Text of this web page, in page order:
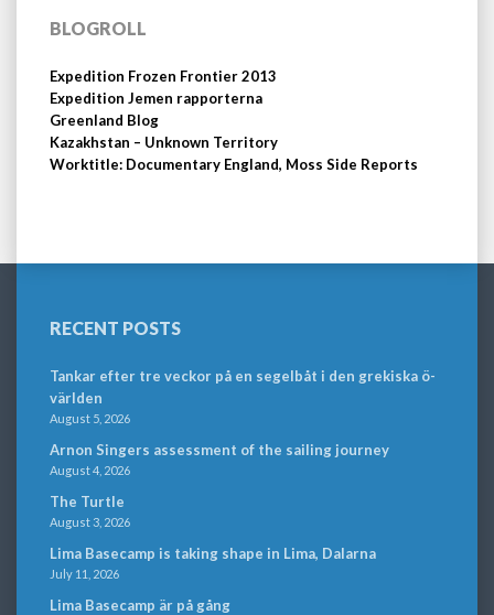
BLOGROLL
Expedition Frozen Frontier 2013
Expedition Jemen rapporterna
Greenland Blog
Kazakhstan – Unknown Territory
Worktitle: Documentary England, Moss Side Reports
RECENT POSTS
Tankar efter tre veckor på en segelbåt i den grekiska ö-
världen
August 5, 2026
Arnon Singers assessment of the sailing journey
August 4, 2026
The Turtle
August 3, 2026
Lima Basecamp is taking shape in Lima, Dalarna
July 11, 2026
Lima Basecamp är på gång